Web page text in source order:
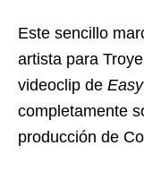
Este sencillo
artista para
videoclip de Easy
completamente
producción de